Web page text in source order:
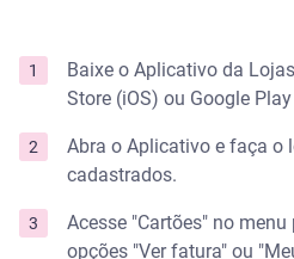
Baixe o Aplicativo da
Store (iOS) ou Google
Abra o Aplicativo e faça o
cadastrados.
Acesse "Cartões" no
opções "Ver fatura" ou